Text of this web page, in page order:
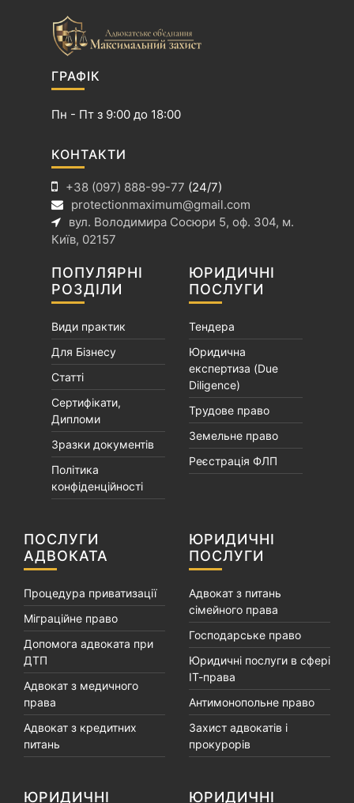
ГРАФІК
Пн - Пт з 9:00 до 18:00
КОНТАКТИ
+38 (097) 888-99-77 (24/7)
protectionmaximum@gmail.com
вул. Володимира Сосюри 5, оф. 304, м.
Київ, 02157
ПОПУЛЯРНІ
РОЗДІЛИ
Види практик
Для Бізнесу
Статті
Сертифікати,
Дипломи
Зразки документів
Політика
конфіденційності
ЮРИДИЧНІ
ПОСЛУГИ
Тендера
Юридична
експертиза (Due
Diligence)
Трудове право
Земельне право
Реєстрація ФЛП
ПОСЛУГИ
АДВОКАТА
Процедура приватизації
Міграційне право
Допомога адвоката при
ДТП
Адвокат з медичного
права
Адвокат з кредитних
питань
ЮРИДИЧНІ
ПОСЛУГИ
Адвокат з питань
сімейного права
Господарське право
Юридичні послуги в сфері
ІТ-права
Антимонопольне право
Захист адвокатів і
прокурорів
ЮРИДИЧНІ ЮРИДИЧНІ